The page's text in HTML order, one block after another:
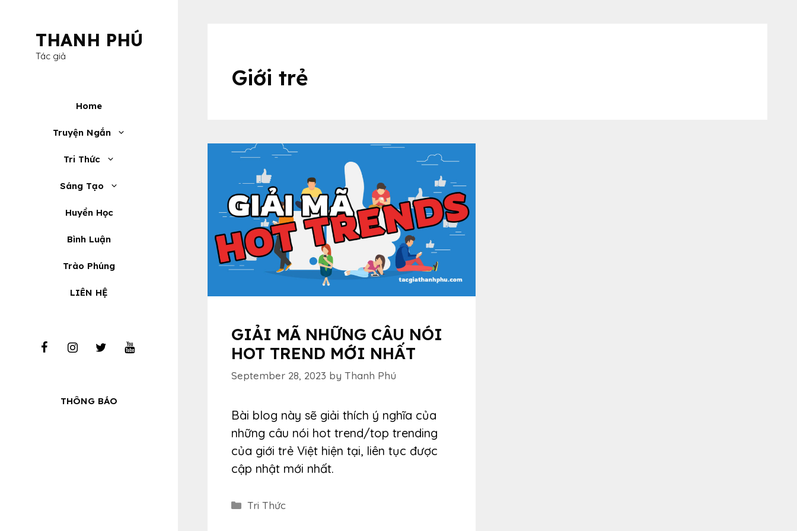
THANH PHÚ
Tác giả
Home
Truyện Ngắn
Tri Thức
Sáng Tạo
Huyền Học
Bình Luận
Trào Phúng
LIÊN HỆ
THÔNG BÁO
Giới trẻ
GIẢI MÃ NHỮNG CÂU NÓI
HOT TREND MỚI NHẤT
September 28, 2023 by Thanh Phú
Bài blog này sẽ giải thích ý nghĩa của
những câu nói hot trend/top trending
của giới trẻ Việt hiện tại, liên tục được
cập nhật mới nhất.
Categories
Tri Thức